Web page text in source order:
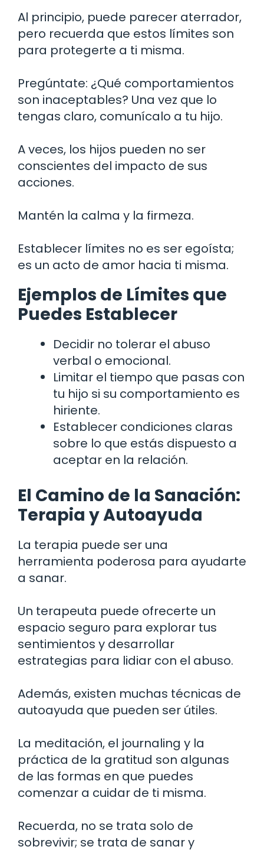
Al principio, puede parecer aterrador,
pero recuerda que estos límites son
para protegerte a ti misma.
Pregúntate: ¿Qué comportamientos
son inaceptables? Una vez que lo
tengas claro, comunícalo a tu hijo.
A veces, los hijos pueden no ser
conscientes del impacto de sus
acciones.
Mantén la calma y la firmeza.
Establecer límites no es ser egoísta;
es un acto de amor hacia ti misma.
Ejemplos de Límites que
Puedes Establecer
Decidir no tolerar el abuso
verbal o emocional.
Limitar el tiempo que pasas con
tu hijo si su comportamiento es
hiriente.
Establecer condiciones claras
sobre lo que estás dispuesto a
aceptar en la relación.
El Camino de la Sanación:
Terapia y Autoayuda
La terapia puede ser una
herramienta poderosa para ayudarte
a sanar.
Un terapeuta puede ofrecerte un
espacio seguro para explorar tus
sentimientos y desarrollar
estrategias para lidiar con el abuso.
Además, existen muchas técnicas de
autoayuda que pueden ser útiles.
La meditación, el journaling y la
práctica de la gratitud son algunas
de las formas en que puedes
comenzar a cuidar de ti misma.
Recuerda, no se trata solo de
sobrevivir; se trata de sanar y